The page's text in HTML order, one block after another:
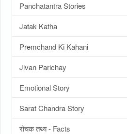
Panchatantra Stories
Jatak Katha
Premchand Ki Kahani
Jivan Parichay
Emotional Story
Sarat Chandra Story
रोचक तथ्य - Facts